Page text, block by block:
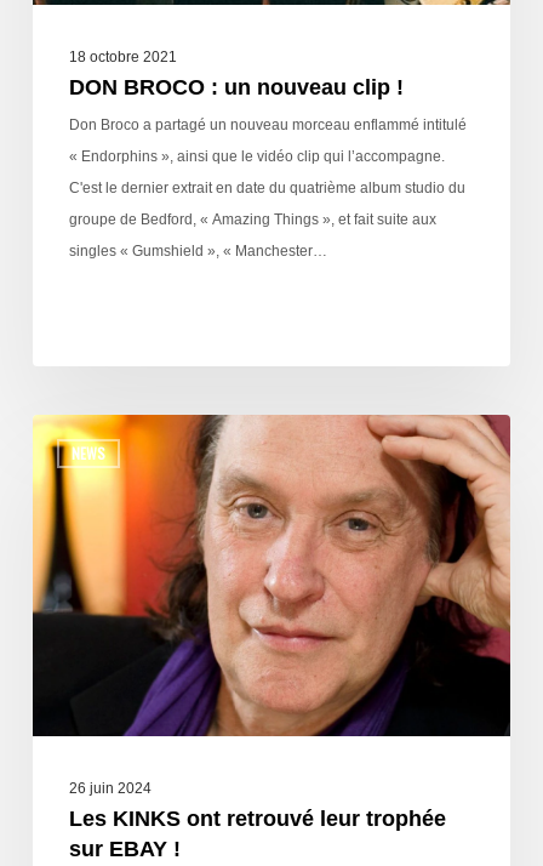
18 octobre 2021
DON BROCO : un nouveau clip !
Don Broco a partagé un nouveau morceau enflammé intitulé
« Endorphins », ainsi que le vidéo clip qui l’accompagne.
C'est le dernier extrait en date du quatrième album studio du
groupe de Bedford, « Amazing Things », et fait suite aux
singles « Gumshield », « Manchester…
NEWS
26 juin 2024
Les KINKS ont retrouvé leur trophée
sur EBAY !